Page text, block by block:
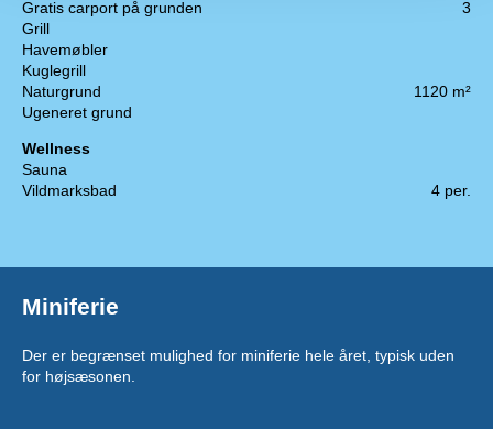
Gratis carport på grunden
3
Grill
Havemøbler
Kuglegrill
Naturgrund
1120 m²
Ugeneret grund
Wellness
Sauna
Vildmarksbad
4 per.
Miniferie
Der er begrænset mulighed for miniferie hele året, typisk uden
for højsæsonen.